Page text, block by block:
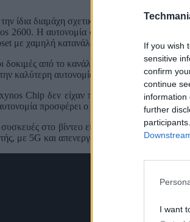
If you wish
sensitive
confirm
continue
information
further
I want
ίδια διαμάχη σχετικά με τις επιδόσεις
2600. Η αυτονομία στις μέρες μας είναι
με χαμηλή κατανάλωση είναι σημαντική.
δοκιμές από το κανάλι Android Addicts,
καλύτερη αυτονομία.
Chip δεν είχαν ποτέ καλύτερη
προσφέρει ο Snapdragon 8 Elite Gen
στο βίντεο είναι πανομοιότυπες
με 5G και απενεργοποιημένο το Wi-Fi.